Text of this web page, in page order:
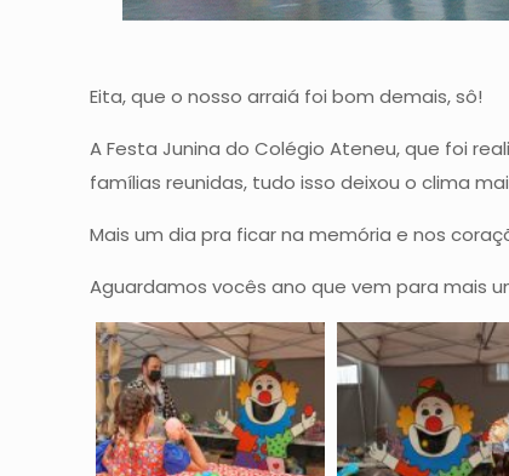
Eita, que o nosso arraiá foi bom demais, sô!
A Festa Junina do Colégio Ateneu, que foi
famílias reunidas, tudo isso deixou o clima
Mais um dia pra ficar na memória e nos
Aguardamos vocês ano que vem para mais